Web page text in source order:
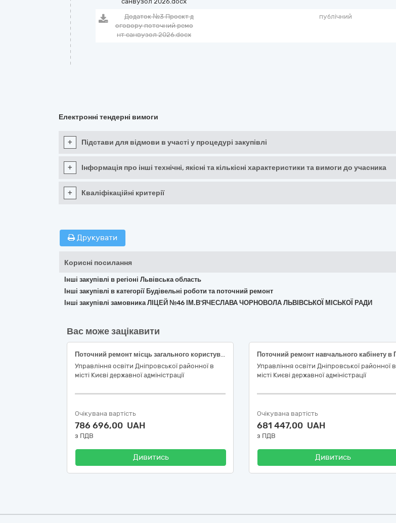
Додаток №3 Проєкт д
оговору поточний ремо
нт санвузол 2026.docx
публічний
Електронні тендерні вимоги
+ Підстави для відмови в участі у процедурі закупівлі
+ Інформація про інші технічні, якісні та кількісні характеристики та вимоги до учасника
+ Кваліфікаційні критерії
Друкувати
Корисні посилання
Інші закупівлі в регіоні Львівська область
Інші закупівлі в категорії Будівельні роботи та поточний ремонт
Інші закупівлі замовника ЛІЦЕЙ №46 ІМ.В'ЯЧЕСЛАВА ЧОРНОВОЛА ЛЬВІВСЬКОЇ МІСЬКОЇ РАДИ
Вас може зацікавити
Поточний ремонт місць загального користування в Гімназії № 158 Дніпровського району м. Києва
Управління освіти Дніпровської районної в
місті Києві державної адміністрації
Очікувана вартість
786 696,00 UAH
з ПДВ
Дивитись
Управління освіти Дніпровської районної в
місті Києві державної адміністрації
Очікувана вартість
681 447,00 UAH
з ПДВ
Дивитись